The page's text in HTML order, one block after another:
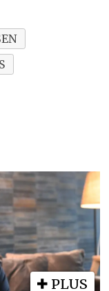
PLUS